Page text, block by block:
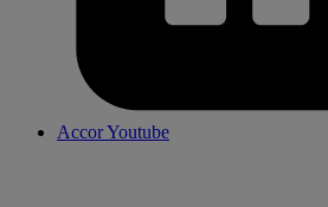
Accor Youtube